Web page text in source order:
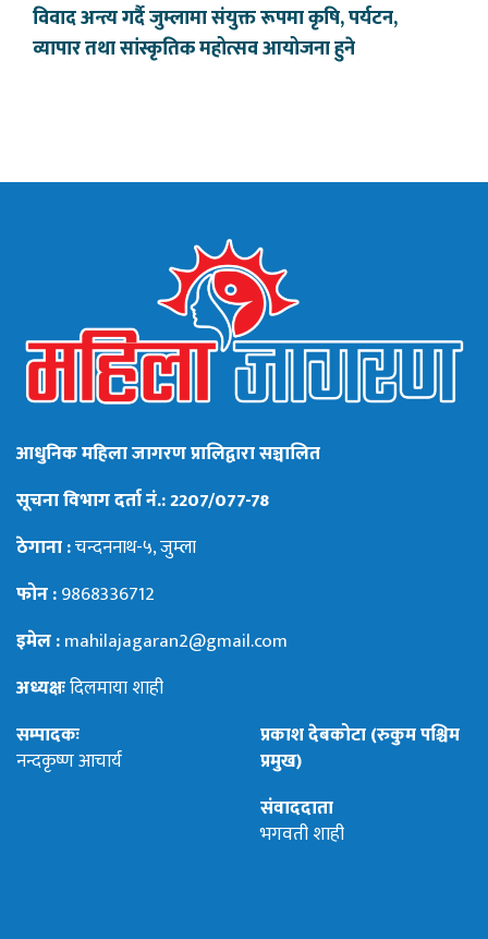
विवाद अन्त्य गर्दै जुम्लामा संयुक्त रूपमा कृषि, पर्यटन,
व्यापार तथा सांस्कृतिक महोत्सव आयोजना हुने
आधुनिक महिला जागरण प्रालिद्वारा सञ्चालित
सूचना विभाग दर्ता नं.: 2207/077-78
ठेगाना :चन्दननाथ-५, जुम्ला
फोन :9868336712
इमेल :mahilajagaran2@gmail.com
अध्यक्षःदिलमाया शाही
सम्पादकः
नन्दकृष्ण आचार्य
प्रकाश देबकोटा (रुकुम पश्चिम
प्रमुख)
संवाददाता
भगवती शाही